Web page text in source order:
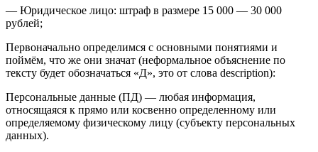
— Юридическое лицо: штраф в размере 15 000 — 30 000
рублей;
Первоначально определимся с основными понятиями и
поймём, что же они значат (неформальное объяснение по
тексту будет обозначаться «Д», это от слова description):
Персональные данные (ПД) — любая информация,
относящаяся к прямо или косвенно определенному или
определяемому физическому лицу (субъекту персональных
данных).